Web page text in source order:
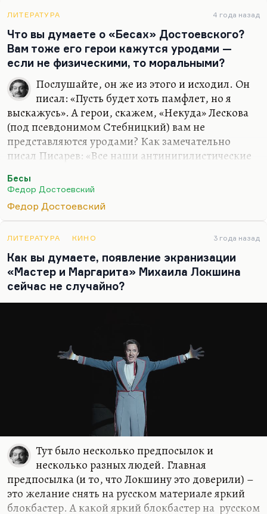
того, что это блистательный публицист,
замечательный колумнист, очень интересный
историк. Ну, как писатель («Клуб Дюма») — я не
знаю, но всё-таки это писатель, безусловно.
Умберто Эко — просто один из крупнейших
мыслителей современной Европы. И проза для
него —…
ЛИТЕРАТУРА 4 года назад
Что вы думаете о «Бесах» Достоевского?
Вам тоже его герои кажутся уродами —
если не физическими, то моральными?
Послушайте, он же из этого и исходил. Он
писал: «Пусть будет хоть памфлет, но я
выскажусь». А герои, скажем, «Некуда» Лескова
(под псевдонимом Стебницкий) вам не
представляются уродами? Как замечательно
писал Писарев: «Все наши антинигилистические
авторской желчи»,— имея в виду роман
Писемского (почти своего однофамильца)
«Взбаламученное море». Да, там сплошь уроды. А
роман — это особый жанр, из которого, кстати,
потом вырос роман конспирологический (и тоже
это всегда роман о заговоре против России). Да,
это мир уродов. Да, Достоевскому представлялся
Нечаев (и, может быть, не без основания) самым
Бесы
Федор Достоевский
Федор Достоевский
ЛИТЕРАТУРА КИНО 3 года назад
Как вы думаете, появление экранизации
«Мастер и Маргарита» Михаила Локшина
сейчас не случайно?
Тут было несколько предпосылок и
несколько разных людей. Главная
предпосылка (и то, что Локшину это доверили) –
это желание снять на русском материале яркий
блокбастер. А какой яркий блокбастер на русском